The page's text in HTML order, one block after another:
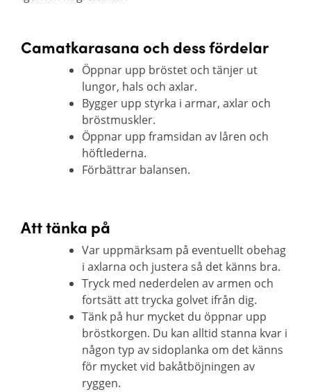
Camatkarasana och dess fördelar
Öppnar upp bröstet och tänjer ut
lungor, hals och axlar.
Bygger upp styrka i armar, axlar och
bröstmuskler.
Öppnar upp framsidan av låren och
höftlederna.
Förbättrar balansen.
Att tänka på
Var uppmärksam på eventuellt obehag
i axlarna och justera så det känns bra.
Tryck med nederdelen av armen och
fortsätt att trycka golvet ifrån dig.
Tänk på hur mycket du öppnar upp
bröstkorgen. Du kan alltid stanna kvar i
någon typ av sidoplanka om det känns
för mycket vid bakåtböjningen av
ryggen.